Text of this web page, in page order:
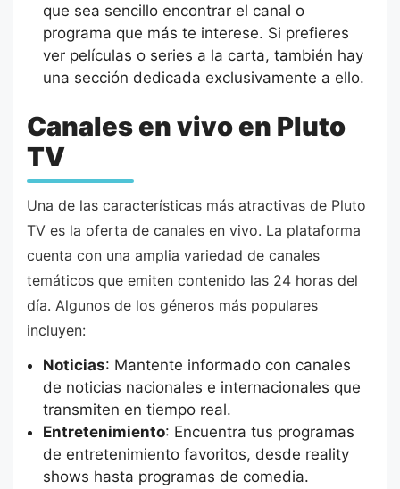
que sea sencillo encontrar el canal o
programa que más te interese. Si prefieres
ver películas o series a la carta, también hay
una sección dedicada exclusivamente a ello.
Canales en vivo en Pluto
TV
Una de las características más atractivas de Pluto
TV es la oferta de canales en vivo. La plataforma
cuenta con una amplia variedad de canales
temáticos que emiten contenido las 24 horas del
día. Algunos de los géneros más populares
incluyen:
Noticias: Mantente informado con canales
de noticias nacionales e internacionales que
transmiten en tiempo real.
Entretenimiento: Encuentra tus programas
de entretenimiento favoritos, desde reality
shows hasta programas de comedia.